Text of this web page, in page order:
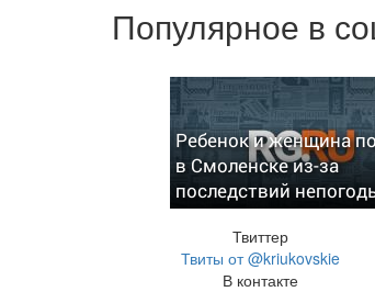
Популярное в
Ребенок и женщина
в Смоленске из-за
последствий
Твиттер
Твиты от @kriukovskie
В контакте